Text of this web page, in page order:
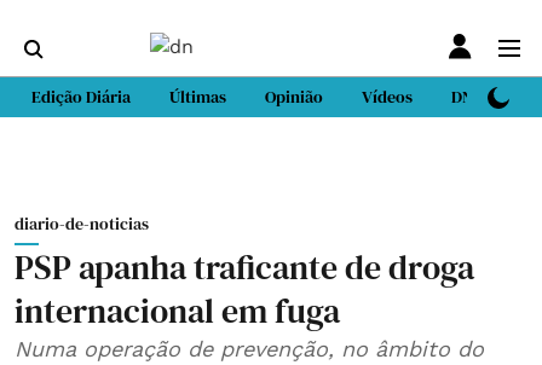
Edição Diária Últimas Opinião Vídeos DN Sport
diario-de-noticias
PSP apanha traficante de droga
internacional em fuga
Numa operação de prevenção, no âmbito do